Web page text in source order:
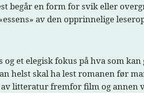
begår en form for svik eller
av den opprinnelige
et elegisk fokus på hva som
helst skal ha lest romanen før
litteratur fremfor film og